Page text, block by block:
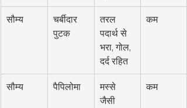
सौम्य
चर्बीदार
पुटक
तरल
पदार्थ से
भरा, गोल,
दर्द रहित
कम
सौम्य पैपिलोमा
मस्से
जैसी
कम